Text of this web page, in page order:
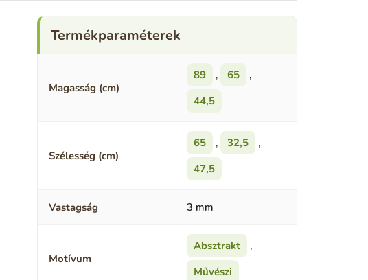
Magasság (cm)
89 , 65
,
44,5
Szélesség (cm)
65 , 32,5
,
47,5
Vastagság 3 mm
Motívum
Absztrakt
,
Művészi